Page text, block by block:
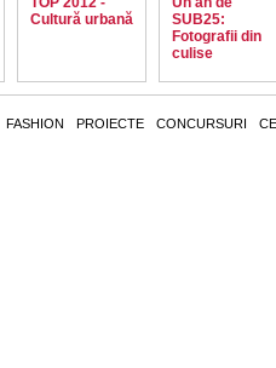
Cultură urbană
SUB25:
Fotografii din
culise
FASHION PROIECTE CONCURSURI